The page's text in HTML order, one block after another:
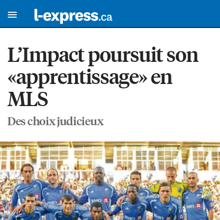
L’Impact poursuit son
«apprentissage» en
MLS
Des choix judicieux